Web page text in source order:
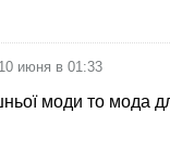
10 июня в 01:33
моди то мода